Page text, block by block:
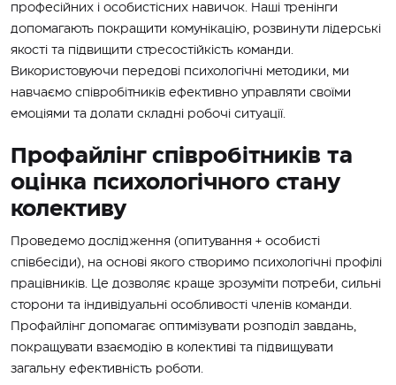
професійних і особистісних навичок. Наші тренінги
допомагають покращити комунікацію, розвинути лідерські
якості та підвищити стресостійкість команди.
Використовуючи передові психологічні методики, ми
навчаємо співробітників ефективно управляти своїми
емоціями та долати складні робочі ситуації.
Профайлінг співробітників та
оцінка психологічного стану
колективу
Проведемо дослідження (опитування + особисті
співбесіди), на основі якого створимо психологічні профілі
працівників. Це дозволяє краще зрозуміти потреби, сильні
сторони та індивідуальні особливості членів команди.
Профайлінг допомагає оптимізувати розподіл завдань,
покращувати взаємодію в колективі та підвищувати
загальну ефективність роботи.